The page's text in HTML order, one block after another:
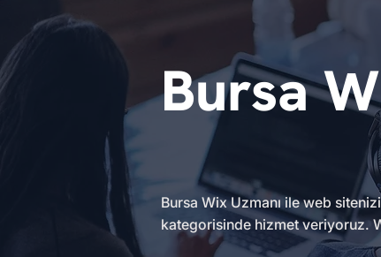
Bursa
Bursa Wix Uzmanı ile web
kategorisinde hizmet veriyoruz.